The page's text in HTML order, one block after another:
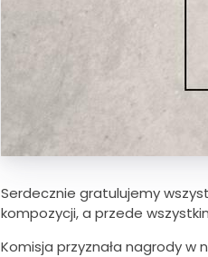
Serdecznie gratulujemy
kompozycji, a przede
Komisja przyznała nagrody